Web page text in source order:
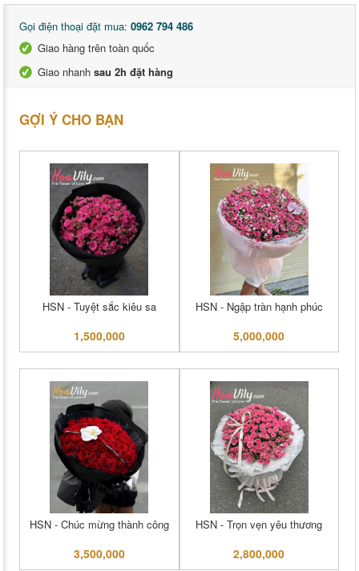
Gọi điện thoại đặt mua: 0962 794 486
Giao hàng trên toàn quốc
Giao nhanh sau 2h đặt hàng
GỢI Ý CHO BẠN
HSN - Tuyệt sắc kiêu sa
1,500,000
HSN - Ngập tràn hạnh phúc
5,000,000
HSN - Chúc mừng thành công
3,500,000
HSN - Trọn vẹn yêu thương
2,800,000